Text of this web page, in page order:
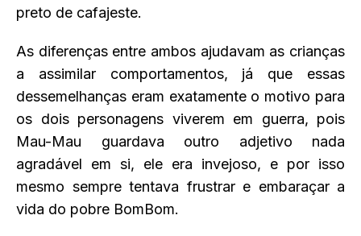
preto de cafajeste.
As diferenças entre ambos ajudavam as crianças
a assimilar comportamentos, já que essas
dessemelhanças eram exatamente o motivo para
os dois personagens viverem em guerra, pois
Mau-Mau guardava outro adjetivo nada
agradável em si, ele era invejoso, e por isso
mesmo sempre tentava frustrar e embaraçar a
vida do pobre BomBom.